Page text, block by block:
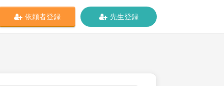
依頼者登録 先生登録